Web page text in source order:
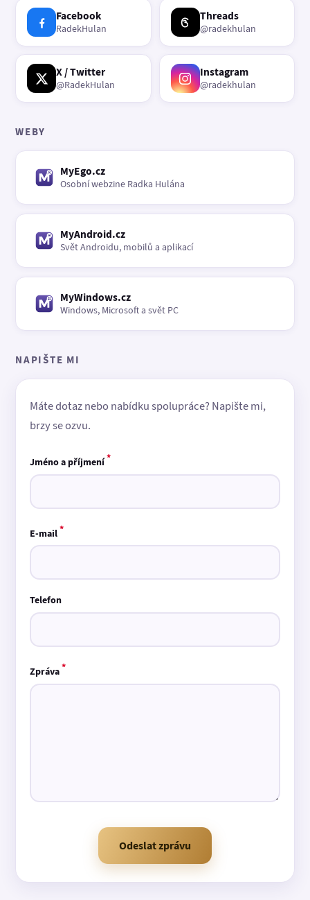
Facebook
RadekHulan
Threads
@radekhulan
X / Twitter
@RadekHulan
Instagram
@radekhulan
WEBY
MyEgo.cz
Osobní webzine Radka Hulána
MyAndroid.cz
Svět Androidu, mobilů a aplikací
MyWindows.cz
Windows, Microsoft a svět PC
NAPIŠTE MI
Máte dotaz nebo nabídku spolupráce? Napište mi,
brzy se ozvu.
Jméno a příjmení*
E-mail*
Telefon
Zpráva*
Odeslat zprávu